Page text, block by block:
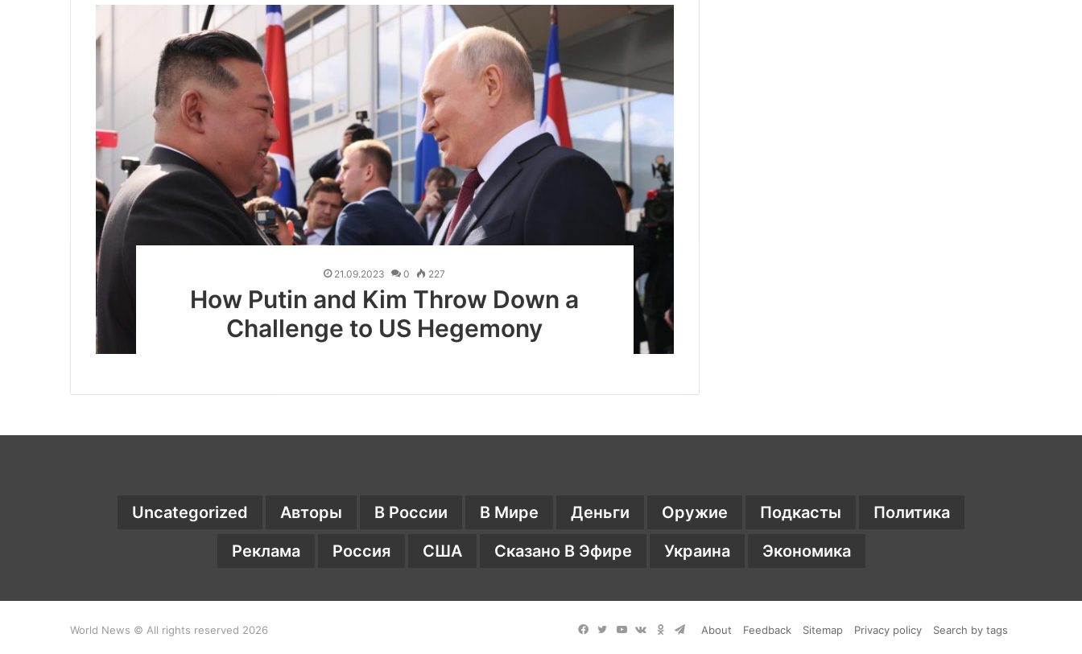
21.09.2023 0 227
How Putin and Kim Throw Down a
Challenge to US Hegemony
Uncategorized Авторы В России В Мире Деньги Оружие Подкасты
Политика
Реклама
Россия США Сказано В Эфире Украина Экономика
World News © All rights reserved 2026 About Feedback Sitemap Privacy policy Search by tags
Facebook
TwitterYouTubevk.comОдноклассники
Telegram